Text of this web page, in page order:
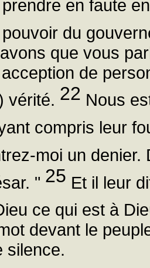
en faute
du
que vous
de
vérité. 22 Nous
compris leur
moi un denier.
" 25 Et il leur
ce qui est à
devant le
silence.